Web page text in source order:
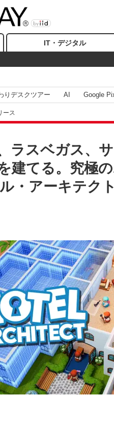
IT・デジタル
りデスクツアー AI Google
ース
ラスベガス、
建てる。究極
・アーキテク